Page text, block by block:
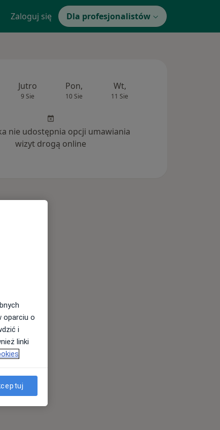
Zaloguj się Dla profesjonalistów
Jutro
9 Sie
Pon,
10 Sie
Wt,
11 Sie
nie udostępnia opcji umawiania
wizyt drogą online
oparciu o
i
linki